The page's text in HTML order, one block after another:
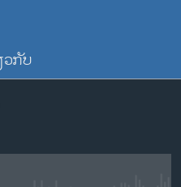
ລັດ 2024
ວກັບ